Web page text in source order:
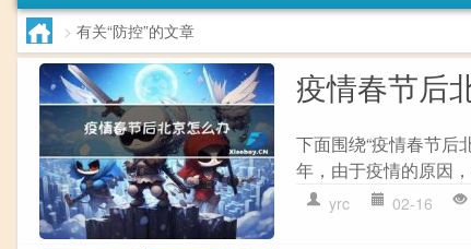
> 有关“防控”的文章
疫情春节后
下面围绕“疫情春节后
年，由于疫情的原因
yrc 02-16